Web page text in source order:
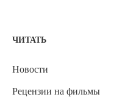
ЧИТАТЬ
Новости
Рецензии на фильмы